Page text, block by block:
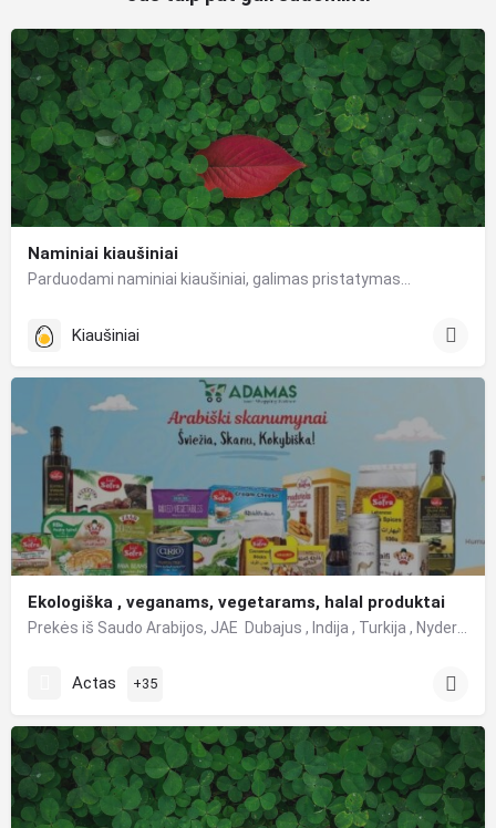
Naminiai kiaušiniai
Parduodami naminiai kiaušiniai, galimas pristatymas…
Kiaušiniai
Ekologiška , veganams, vegetarams, halal produktai
Actas +35